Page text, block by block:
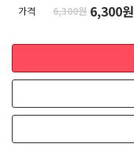
가격 6,300원 6,300원